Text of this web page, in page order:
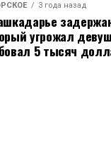
я
3 года назад
угрожал
5 тысяч